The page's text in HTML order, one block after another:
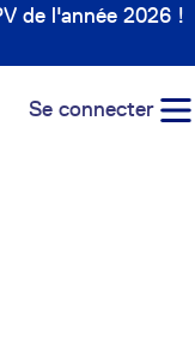
de l'année 2026 !
Se connecter